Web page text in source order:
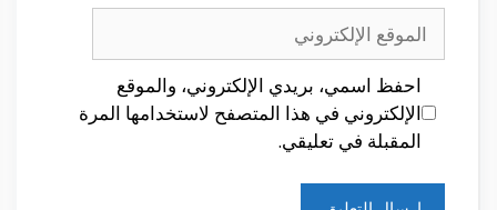
الموقع
الإلكتروني
احفظ اسمي، بريدي الإلكتروني، والموقع
الإلكتروني في هذا المتصفح لاستخدامها المرة
المقبلة في تعليقي.